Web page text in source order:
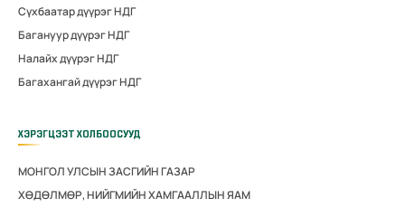
Сүхбаатар дүүрэг НДГ
Багануур дүүрэг НДГ
Налайх дүүрэг НДГ
Багахангай дүүрэг НДГ
ХЭРЭГЦЭЭТ ХОЛБООСУУД
МОНГОЛ УЛСЫН ЗАСГИЙН ГАЗАР
ХӨДӨЛМӨР, НИЙГМИЙН ХАМГААЛЛЫН ЯАМ